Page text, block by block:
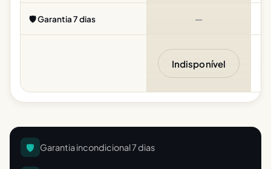
🛡️ Garantia 7 dias —
Indisponível
🛡️ Garantia incondicional 7 dias